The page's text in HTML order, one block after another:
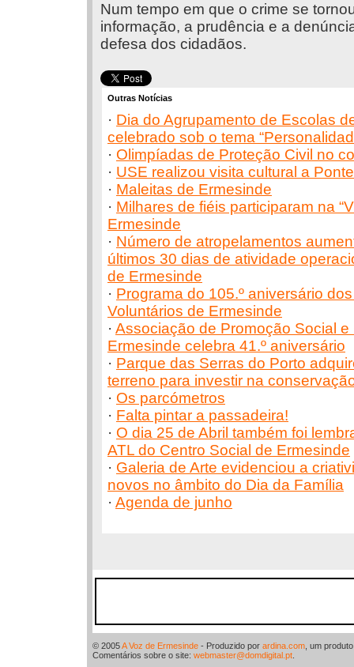
Num tempo em que o crime se
informação, a prudência e a
defesa dos cidadãos.
Outras Notícias
· Dia do Agrupamento de Escolas
celebrado sob o tema
· Olimpíadas de Proteção Civil no
· USE realizou visita cultural a
· Maleitas de Ermesinde
· Milhares de fiéis participaram na
Ermesinde
· Número de atropelamentos
últimos 30 dias de atividade
de Ermesinde
· Programa do 105.º aniversário
Voluntários de Ermesinde
· Associação de Promoção Social e
Ermesinde celebra 41.º aniversário
· Parque das Serras do Porto
terreno para investir na
· Os parcómetros
· Falta pintar a passadeira!
· O dia 25 de Abril também foi
ATL do Centro Social de Ermesinde
· Galeria de Arte evidenciou a
novos no âmbito do Dia da Família
· Agenda de junho
© 2005A Voz de Ermesinde - Produzido por ardina.com , um
Comentários sobre o site: webmaster@domdigital.pt